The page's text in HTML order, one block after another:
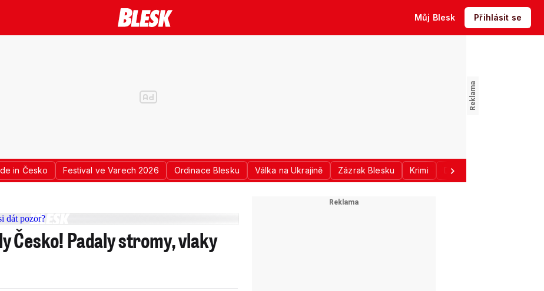
Můj Blesk Přihlásit se
in Česko Festival ve Varech 2026 Ordinace Blesku Válka na Ukrajině Zázrak Blesku Krimi Donald Trump
Česko! Padaly stromy, vlaky